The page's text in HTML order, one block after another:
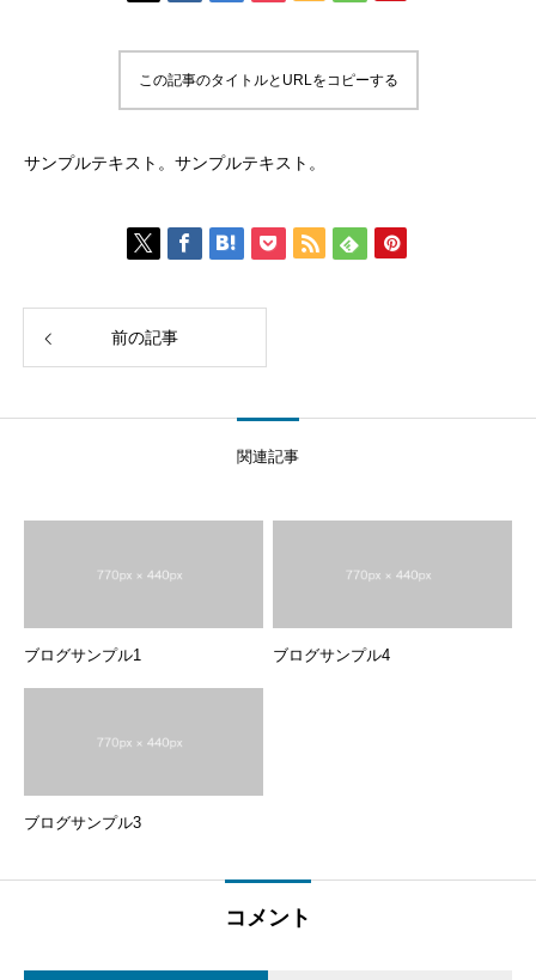
この記事のタイトルとURLをコピーする
サンプルテキスト。サンプルテキスト。
前の記事
関連記事
ブログサンプル1 ブログサンプル4
ブログサンプル3
コメント